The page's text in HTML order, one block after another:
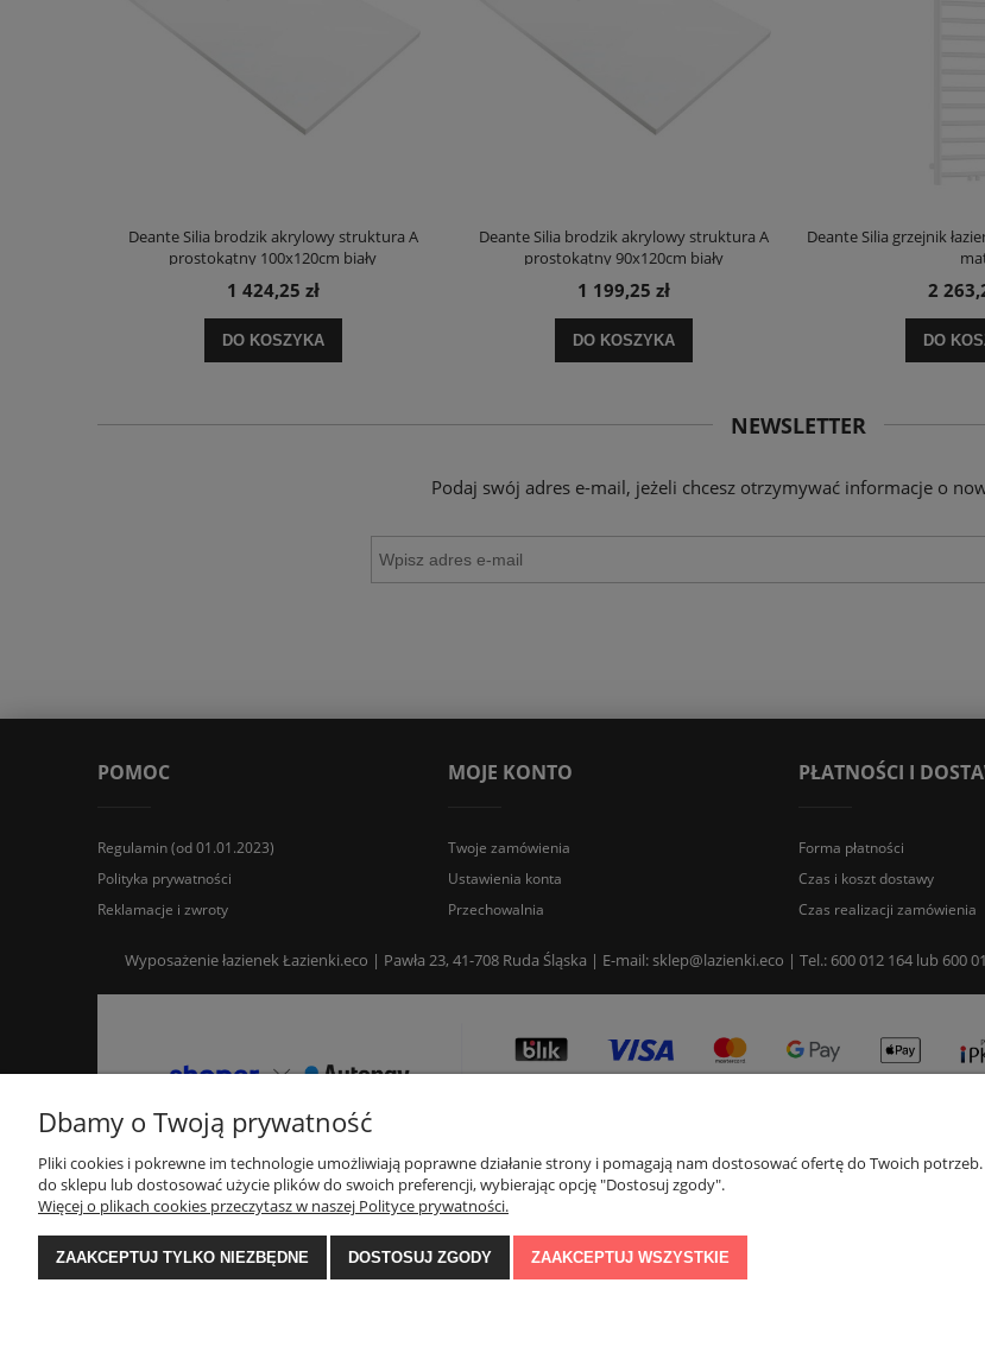
Deante Silia brodzik akrylowy struktura A
prostokątny 100x120cm biały
1 424,25 zł
DO KOSZYKA
Deante Silia brodzik akrylowy struktura A
prostokątny 90x120cm biały
1 199,25 zł
DO KOSZYKA
Deante Silia grzejnik
2
DO
NEWSLETTER
Podaj swój adres e-mail, jeżeli chcesz otrzymywać informacje o
POMOC
Regulamin (od 01.01.2023)
Polityka prywatności
Reklamacje i zwroty
MOJE KONTO
Twoje zamówienia
Ustawienia konta
Przechowalnia
PŁATNOŚCI I
Forma płatności
Czas i koszt dostawy
Czas realizacji zamówienia
Wyposażenie łazienek Łazienki.eco | Pawła 23, 41-708 Ruda Śląska | E-mail: sklep@lazienki.eco | Tel.: 600 012 164 lub 600
Dbamy o Twoją prywatność
Pliki cookies i pokrewne im technologie umożliwiają poprawne działanie strony i pomagają nam dostosować ofertę do Twoich
do sklepu lub dostosować użycie plików do swoich preferencji, wybierając opcję "Dostosuj zgody".
Więcej o plikach cookies przeczytasz w naszej Polityce prywatności.
ZAAKCEPTUJ TYLKO NIEZBĘDNE DOSTOSUJ ZGODY ZAAKCEPTUJ WSZYSTKIE